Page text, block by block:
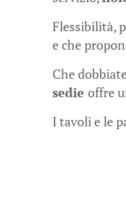
Flessibilità,
e che
Che
sedieoffre
I tavoli e le